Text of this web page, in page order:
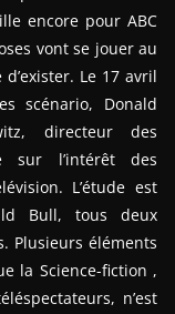
encore pour ABC
vont se jouer au
Le 17 avril
scénario, Donald
directeur des
sur l’intérêt des
L’étude est
Bull, tous deux
Plusieurs éléments
la Science-fiction ,
n’est